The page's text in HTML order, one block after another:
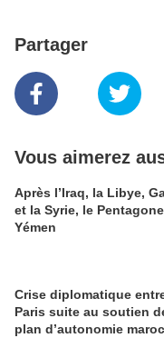
Partager
Vous aimerez
Après l’Iraq, la Libye,
et la Syrie, le
Yémen
Crise diplomatique
Paris suite au soutien
plan d’autonomie